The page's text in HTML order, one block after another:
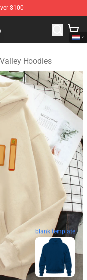
$100
Valley
Hoodies
blank template